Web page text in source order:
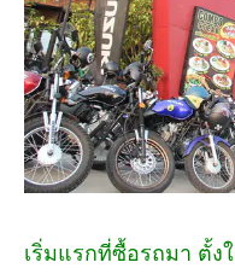
เริ่มแรกที่ซื้อรถมา ตั้ง